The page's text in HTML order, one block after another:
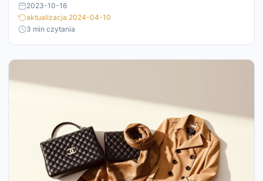
2023-10-16
aktualizacja 2024-04-10
3 min czytania